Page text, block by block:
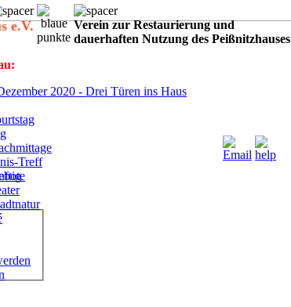
e.V.
Verein zur Restaurierung und
dauerhaften Nutzung des Peißnitzhauses
2020 - Drei Türen ins Haus
Treff